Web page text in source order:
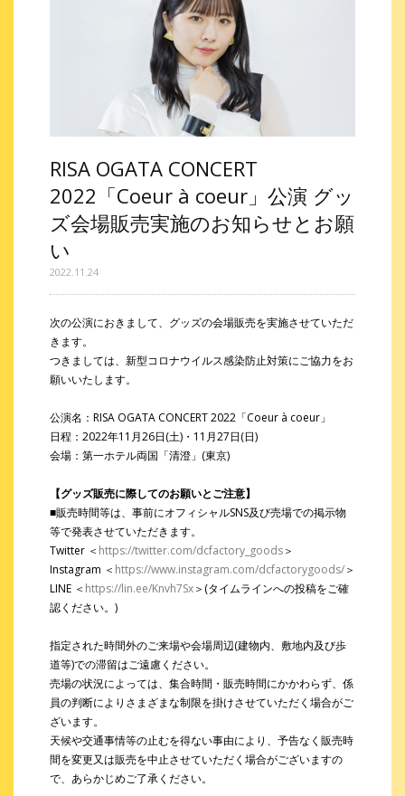
RISA OGATA CONCERT
2022「Coeur à coeur」公演 グッ
ズ会場販売実施のお知らせとお願
い
2022.11.24
次の公演におきまして、グッズの会場販売を実施させていただ
きます。
つきましては、新型コロナウイルス感染防止対策にご協力をお
願いいたします。
公演名：RISA OGATA CONCERT 2022「Coeur à coeur」
日程：2022年11月26日(土)・11月27日(日)
会場：第一ホテル両国「清澄」(東京)
【グッズ販売に際してのお願いとご注意】
■販売時間等は、事前にオフィシャルSNS及び売場での掲示物
等で発表させていただきます。
Twitter ＜ https://twitter.com/dcfactory_goods＞
Instagram ＜ https://www.instagram.com/dcfactorygoods/＞
LINE ＜ https://lin.ee/Knvh7Sx＞(タイムラインへの投稿をご確
認ください。)
指定された時間外のご来場や会場周辺(建物内、敷地内及び歩
道等)での滞留はご遠慮ください。
売場の状況によっては、集合時間・販売時間にかかわらず、係
員の判断によりさまざまな制限を掛けさせていただく場合がご
ざいます。
天候や交通事情等の止むを得ない事由により、予告なく販売時
間を変更又は販売を中止させていただく場合がございますの
で、あらかじめご了承ください。